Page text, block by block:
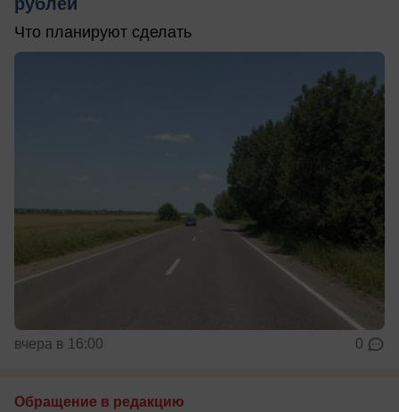
Что планируют сделать
вчера в 16:00 0
Обращение в редакцию